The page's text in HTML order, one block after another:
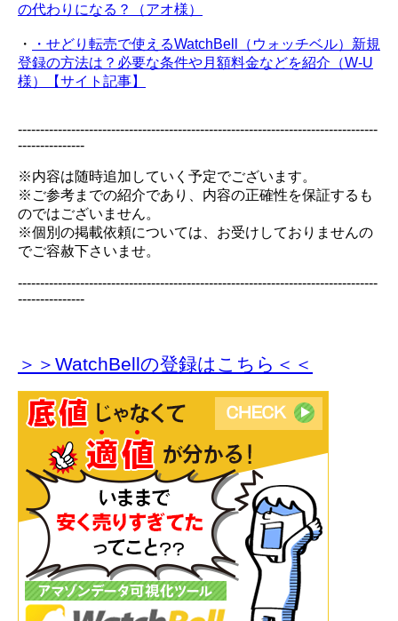
の代わりになる？（アオ様）
・
・せどり転売で使えるWatchBell（ウォッチベル）新規
登録の方法は？必要な条件や月額料金などを紹介（W-U
様）【サイト記事】
---------------------------------------------------------------------------------
---------------
※内容は随時追加していく予定でございます。
※ご参考までの紹介であり、内容の正確性を保証するも
のではございません。
※個別の掲載依頼については、お受けしておりませんの
でご容赦下さいませ。
---------------------------------------------------------------------------------
---------------
＞＞WatchBellの登録はこちら＜＜